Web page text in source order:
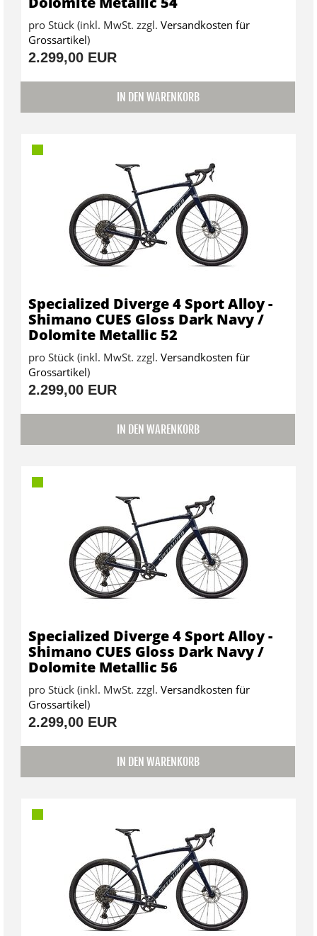
pro Stück (inkl. MwSt. zzgl. Versandkosten für
Grossartikel)
2.299,00 EUR
IN DEN WARENKORB
Specialized Diverge 4 Sport Alloy -
Shimano CUES Gloss Dark Navy /
Dolomite Metallic 52
pro Stück (inkl. MwSt. zzgl. Versandkosten für
Grossartikel)
2.299,00 EUR
IN DEN WARENKORB
Specialized Diverge 4 Sport Alloy -
Shimano CUES Gloss Dark Navy /
Dolomite Metallic 56
pro Stück (inkl. MwSt. zzgl. Versandkosten für
Grossartikel)
2.299,00 EUR
IN DEN WARENKORB